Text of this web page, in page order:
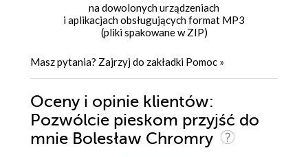
na dowolonych urządzeniach
i aplikacjach obsługujących format MP3
(pliki spakowane w ZIP)
Masz pytania? Zajrzyj do zakładki Pomoc »
Oceny i opinie klientów:
Pozwólcie pieskom przyjść do
mnie Bolesław Chromry